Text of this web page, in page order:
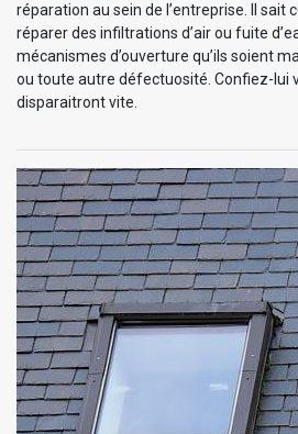
réparation au sein de l’entreprise. Il sait
réparer des infiltrations d’air ou fuite
mécanismes d’ouverture qu’ils soient
ou toute autre défectuosité. Confiez-lui
disparaitront vite.